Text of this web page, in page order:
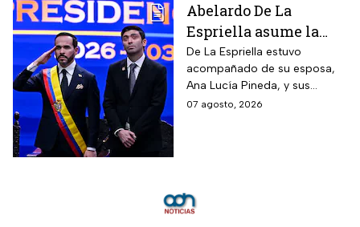
Abelardo De La
Espriella asume la
presidencia de
Colombia; así fue su
atípica investidura en
Cali
De La Espriella estuvo
acompañado de su esposa,
Ana Lucía Pineda, y sus
cuatro hijos, además de los
07 agosto, 2026